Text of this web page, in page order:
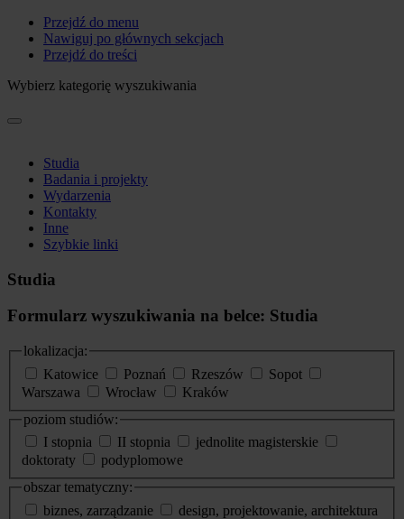
Przejdź do menu
Nawiguj po głównych sekcjach
Przejdź do treści
Wybierz kategorię wyszukiwania
Studia
Badania i projekty
Wydarzenia
Kontakty
Inne
Szybkie linki
Studia
Formularz wyszukiwania na belce: Studia
lokalizacja:
Katowice
Poznań Rzeszów
Sopot
Warszawa
Wrocław
Kraków
poziom studiów:
I stopnia
II stopnia
jednolite magisterskie
doktoraty
podyplomowe
obszar tematyczny:
biznes, zarządzanie
design, projektowanie, architektura